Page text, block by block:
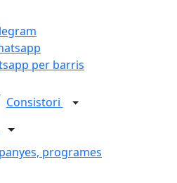
per barris
Consistori
programes